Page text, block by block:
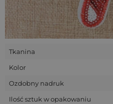
Tkanina
Kolor
Ozdobny nadruk
Ilość sztuk w opakowaniu